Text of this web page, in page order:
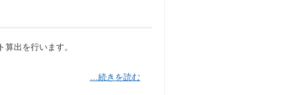
出を行います。
…続きを読む